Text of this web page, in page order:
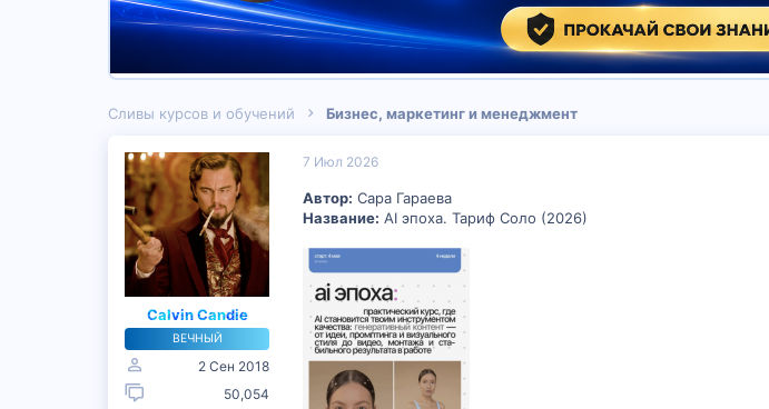
Сливы курсов и обучений Бизнес, маркетинг и менеджмент
Calvin Candie
ВЕЧНЫЙ
2 Сен 2018
50,054
7 Июл 2026
Автор: Сара Гараева
Название: AI эпоха. Тариф Соло (2026)